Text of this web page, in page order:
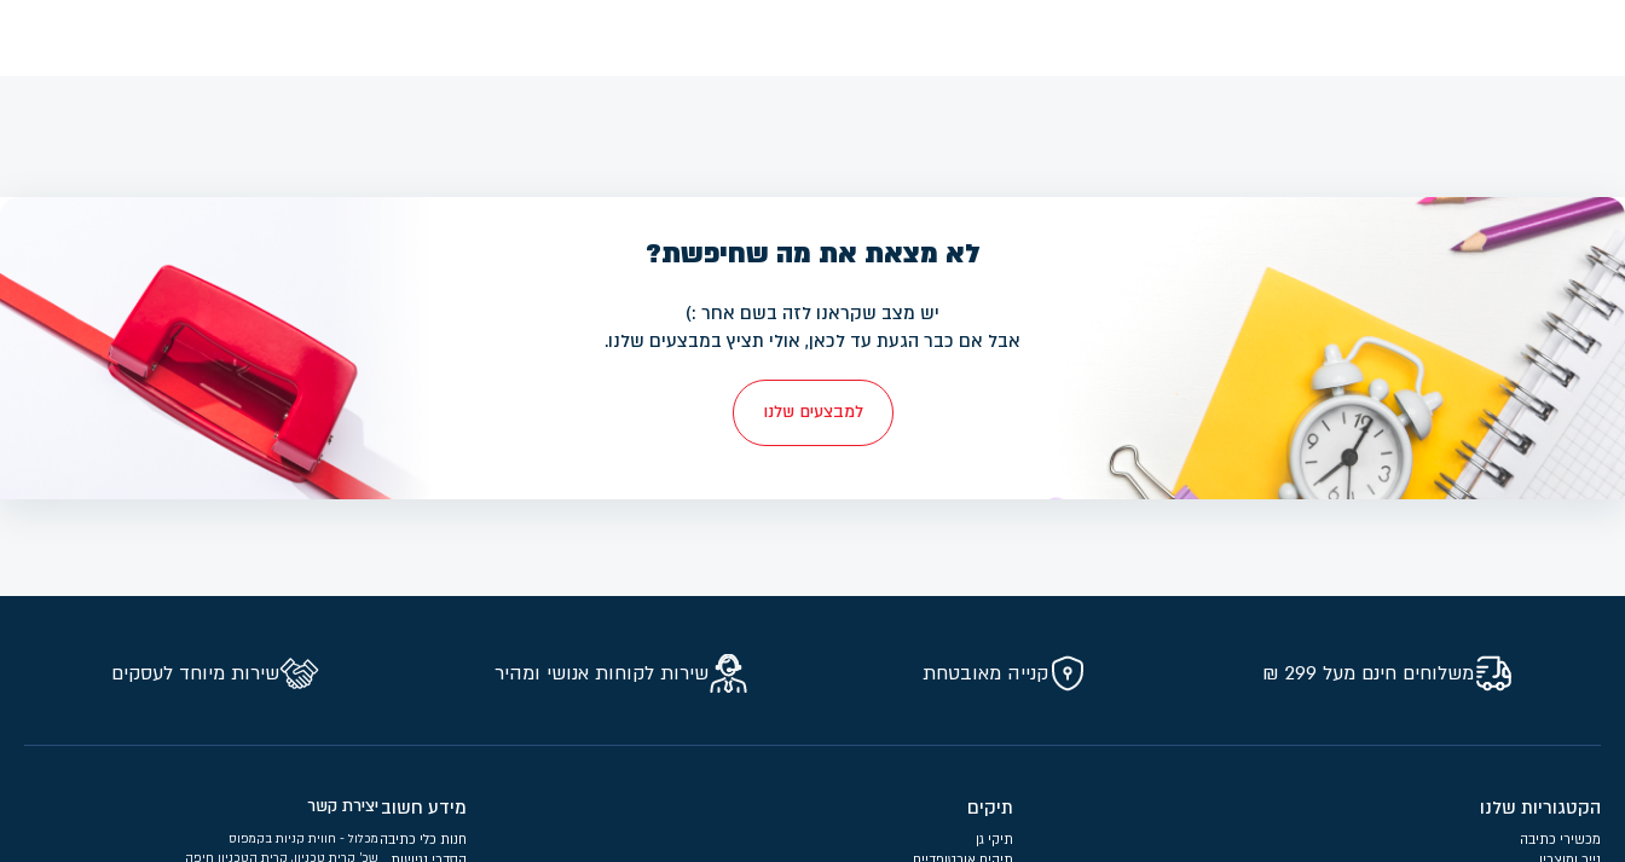
לא מצאת את מה שחיפשת?
יש מצב שקראנו לזה בשם אחר :)
אבל אם כבר הגעת עד לכאן, אולי תציץ במבצעים שלנו.
למבצעים שלנו
משלוחים חינם מעל 299 ₪ קנייה מאובטחת שירות לקוחות אנושי ומהיר שירות מיוחד לעסקים
הקטגוריות שלנו
מכשירי כתיבה
תיקים
תיקי גן
מידע חשוב
חנות כלי כתיבה
יצירת קשר
מכלול - חווית קניות בקמפוס